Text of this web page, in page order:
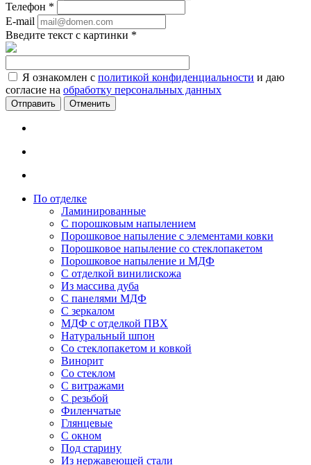
Телефон *
E-mail
Введите текст с картинки *
Я ознакомлен с политикой конфиденциальности и даю
согласие на обработку персональных данных
Отменить
По отделке
Ламинированные
С порошковым напылением
Порошковое напыление с элементами ковки
Порошковое напыление со стеклопакетом
Порошковое напыление и МДФ
С отделкой винилискожа
Из массива дуба
С панелями МДФ
С зеркалом
МДФ с отделкой ПВХ
Натуральный шпон
Со стеклопакетом и ковкой
Винорит
Со стеклом
С витражами
С резьбой
Филенчатые
Глянцевые
С окном
Под старину
Из нержавеющей стали